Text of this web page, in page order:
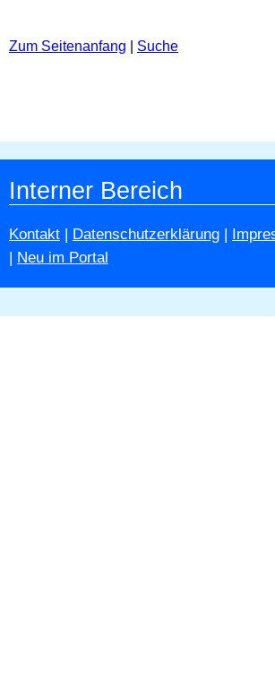
Zum Seitenanfang Suche
Interner Bereich
Kontakt | Datenschutzerklärung |
| Neu im Portal